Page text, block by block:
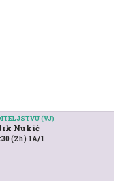
(VJ)
Nukić
(2h) 1A/1